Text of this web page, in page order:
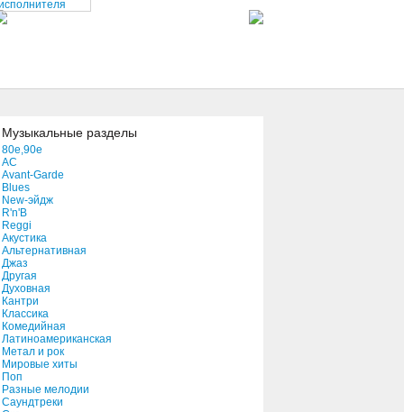
Музыкальные разделы
80e,90e
AC
Avant-Garde
Blues
New-эйдж
R'n'B
Reggi
Акустика
Альтернативная
Джаз
Другая
Духовная
Кантри
Классика
Комедийная
Латиноамериканская
Метал и рок
Мировые хиты
Поп
Разные мелодии
Саундтреки